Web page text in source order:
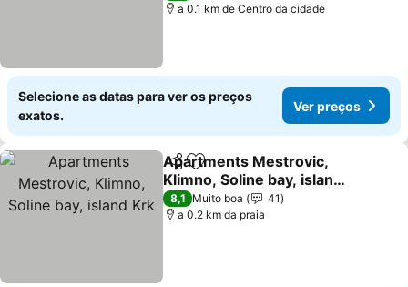
a 0.1 km de Centro da cidade
Selecione as datas para ver os preços
exatos.
Ver preços
PartilharAdicionar aos favoritos
Apartments Mestrovic,
Klimno, Soline bay, island
Krk
8,1 Muito boa
41
a 0.2 km da praia